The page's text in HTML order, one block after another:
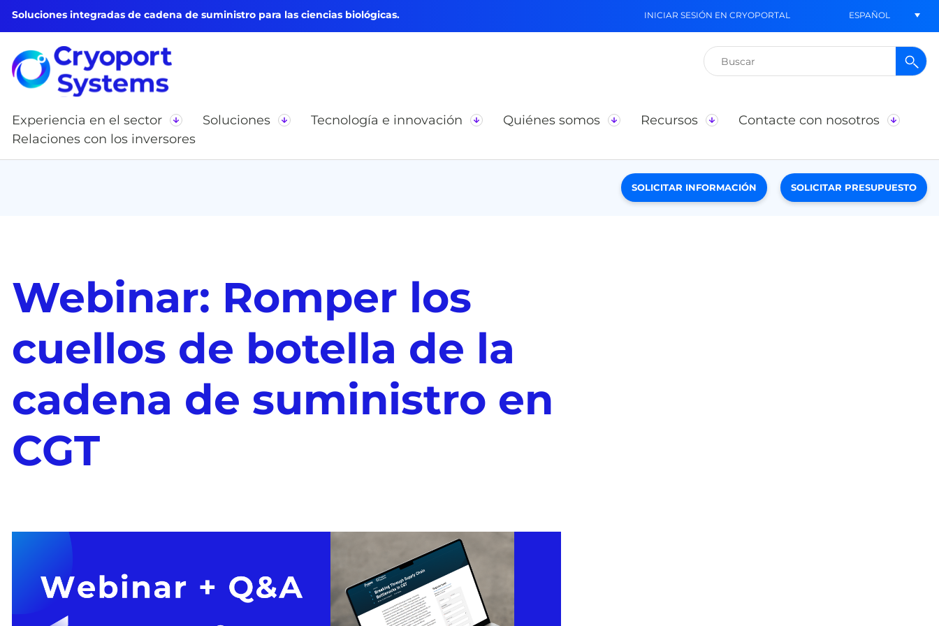
Soluciones integradas de cadena de suministro para las ciencias biológicas. INICIAR SESIÓN EN CRYOPORTAL ESPAÑOL
Buscar:
Experiencia en el sector Soluciones Tecnología e innovación Quiénes somos Recursos
Contacte con nosotros
Relaciones con los inversores
SOLICITAR INFORMACIÓN SOLICITAR PRESUPUESTO
Webinar: Romper los
cuellos de botella de la
cadena de suministro en
CGT